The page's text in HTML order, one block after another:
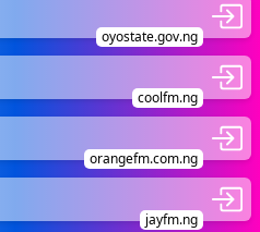
oyostate.gov.ng
coolfm.ng
orangefm.com.ng
jayfm.ng